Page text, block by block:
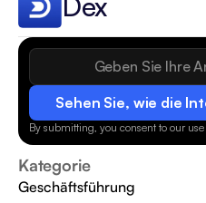
Sehen Sie, wie die
By submitting, you consent to our
Kategorie
Geschäftsführung